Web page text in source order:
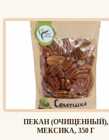
ПЕКАН (ОЧИЩЕННЫЙ),
МЕКСИКА, 350 Г